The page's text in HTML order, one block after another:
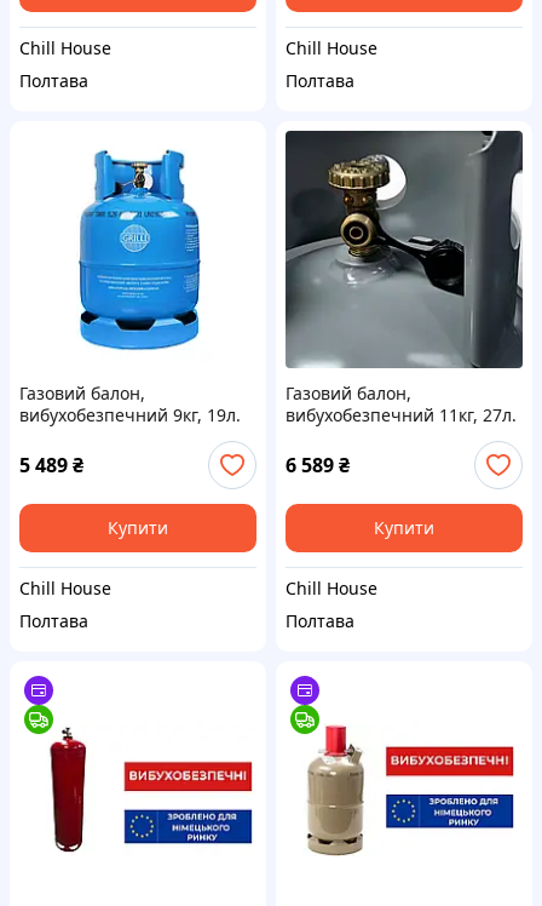
Chill House
Полтава
Chill House
Полтава
Газовий балон,
вибухобезпечний 9кг, 19л.
GRILLI 777763 Код: 008736
5 489₴
Купити
Chill House
Полтава
Газовий балон,
вибухобезпечний 11кг, 27л.
GRILLI 777724 Код: 006652
6 589₴
Купити
Chill House
Полтава